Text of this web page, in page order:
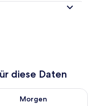
diese Daten
Aug. 7 - Aug. 8.
Morgen
die Verfügbarkeit